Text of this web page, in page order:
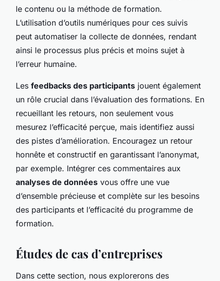
le contenu ou la méthode de formation.
L’utilisation d’outils numériques pour ces suivis
peut automatiser la collecte de données, rendant
ainsi le processus plus précis et moins sujet à
l’erreur humaine.
Les feedbacks des participants jouent également
un rôle crucial dans l’évaluation des formations. En
recueillant les retours, non seulement vous
mesurez l’efficacité perçue, mais identifiez aussi
des pistes d’amélioration. Encouragez un retour
honnête et constructif en garantissant l’anonymat,
par exemple. Intégrer ces commentaires aux
analyses de données vous offre une vue
d’ensemble précieuse et complète sur les besoins
des participants et l’efficacité du programme de
formation.
Études de cas d’entreprises
Dans cette section, nous explorerons des